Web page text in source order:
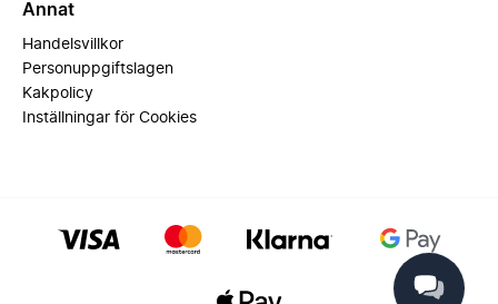
Annat
Handelsvillkor
Personuppgiftslagen
Kakpolicy
Inställningar för Cookies